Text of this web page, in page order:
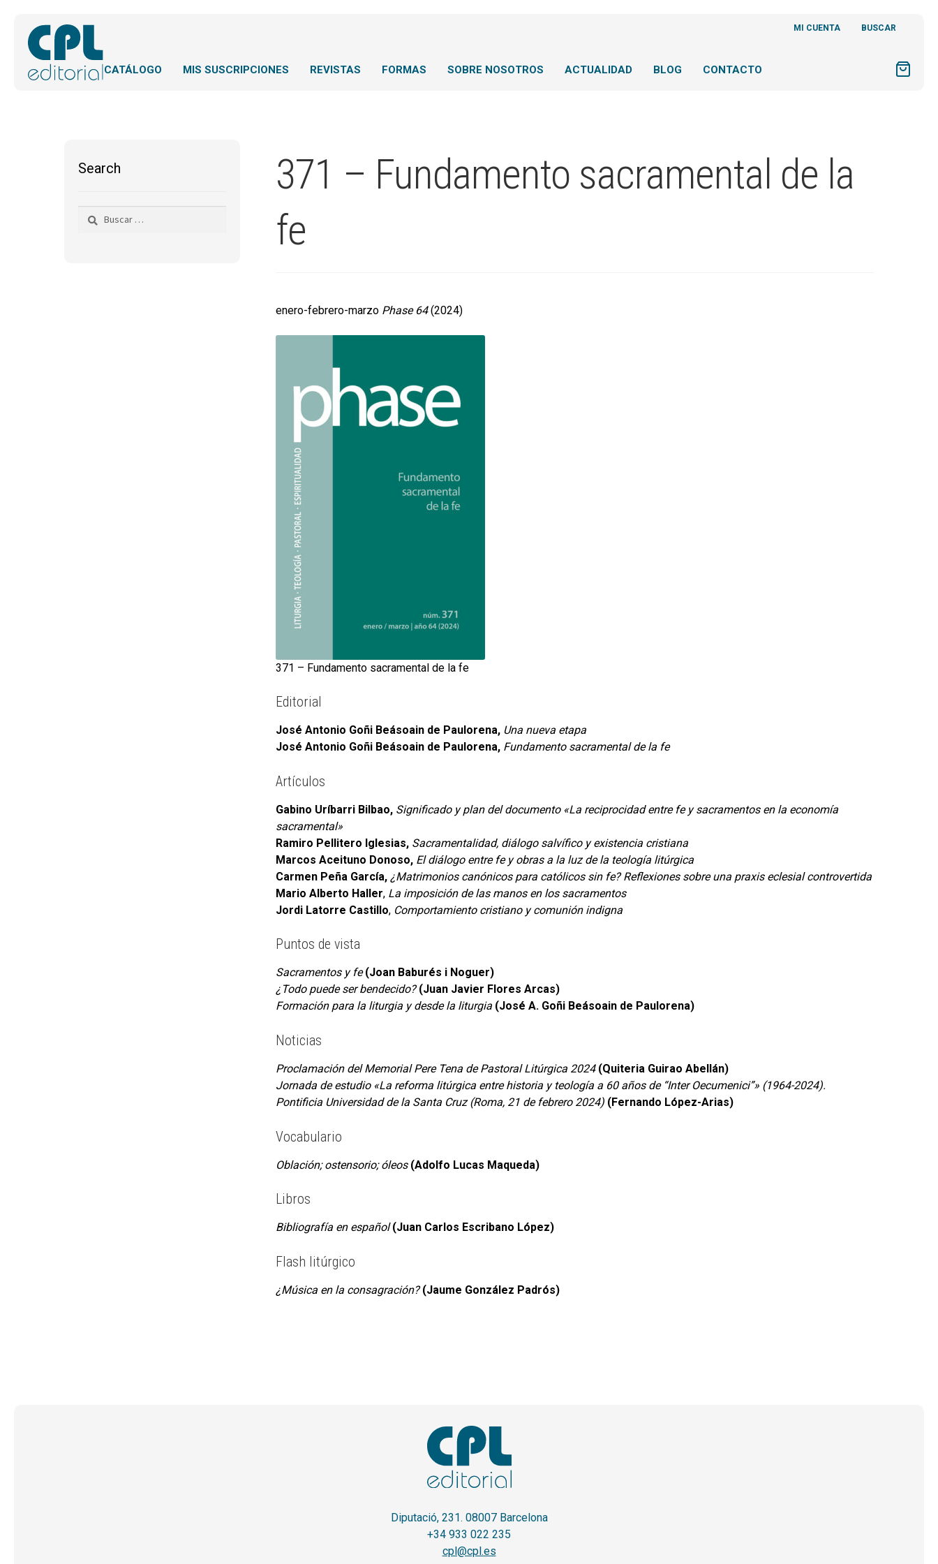
MI CUENTA BUSCAR
CATÁLOGO MIS SUSCRIPCIONES REVISTAS FORMAS SOBRE NOSOTROS ACTUALIDAD BLOG CONTACTO
371 – Fundamento sacramental de la
fe
enero-febrero-marzo Phase 64(2024)
371 – Fundamento sacramental de la fe
Editorial
José Antonio Goñi Beásoain de Paulorena, Una nueva etapa
José Antonio Goñi Beásoain de Paulorena, Fundamento sacramental de la fe
Artículos
Gabino Uríbarri Bilbao, Significado y plan del documento «La reciprocidad entre fe y sacramentos en la economía
sacramental»
Ramiro Pellitero Iglesias, Sacramentalidad, diálogo salvífico y existencia cristiana
Marcos Aceituno Donoso, El diálogo entre fe y obras a la luz de la teología litúrgica
Carmen Peña García, ¿Matrimonios canónicos para católicos sin fe? Reflexiones sobre una praxis eclesial controvertida
Mario Alberto Haller, La imposición de las manos en los sacramentos
Jordi Latorre Castillo, Comportamiento cristiano y comunión indigna
Puntos de vista
Sacramentos y fe (Joan Baburés i Noguer)
¿Todo puede ser bendecido? (Juan Javier Flores Arcas)
Formación para la liturgia y desde la liturgia (José A. Goñi Beásoain de Paulorena)
Noticias
Proclamación del Memorial Pere Tena de Pastoral Litúrgica 2024 (Quiteria Guirao Abellán)
Jornada de estudio «La reforma litúrgica entre historia y teología a 60 años de “Inter Oecumenici”» (1964-2024).
Pontificia Universidad de la Santa Cruz (Roma, 21 de febrero 2024) (Fernando López-Arias)
Vocabulario
Oblación; ostensorio; óleos (Adolfo Lucas Maqueda)
Libros
Bibliografía en español (Juan Carlos Escribano López)
Flash litúrgico
¿Música en la consagración? (Jaume González Padrós)
Search
Buscar:
Diputació, 231. 08007 Barcelona
+34 933 022 235
cpl@cpl.es